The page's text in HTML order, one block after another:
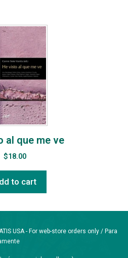
al que me ve
$18.00
to cart
USA - For web-store orders only / Para